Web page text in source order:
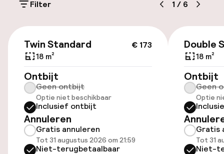
Toegankelijkheid
Overal rolstoeltoegankelijk
Lift
Entertainment
Gratis wifi
Game-kamer
Filter 1 / 6
€ 173
Twin Standard
18 m²
Ontbijt
Geen ontbijt
Optie niet beschikbaar
Inclusief ontbijt
Annuleren
Gratis annuleren
Tot 31 augustus 2026 om 21:59
Niet-terugbetaalbaar
Double
18 m²
Ontbijt
Geen
Optie
Gratis
Tot 31
Niet-